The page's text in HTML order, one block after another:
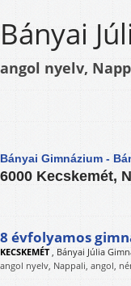
Bányai
angol nyelv,
Bányai Gimnázium -
6000 Kecskemét,
8 évfolyamos
KECSKEMÉT Bányai Júlia
angol nyelv, Nappali, angol,